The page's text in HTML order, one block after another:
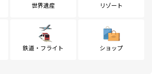
世界遺産 リゾート
鉄道・フライト ショップ